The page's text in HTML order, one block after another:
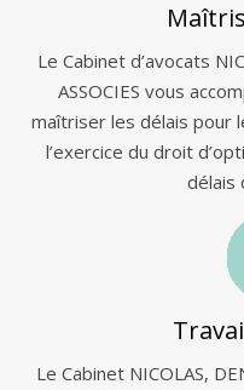
Le Cabinet d’avocats
ASSOCIES vous
maîtriser les délais pour
l’exercice du droit
délais
Le Cabinet NICOLAS,